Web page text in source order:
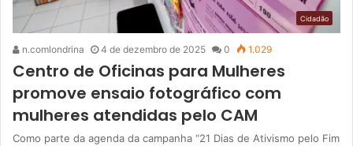
Cidadão
n.comlondrina 4 de dezembro de 2025 0 1.029
Centro de Oficinas para Mulheres
promove ensaio fotográfico com
mulheres atendidas pelo CAM
Como parte da agenda da campanha “21 Dias de Ativismo pelo Fim